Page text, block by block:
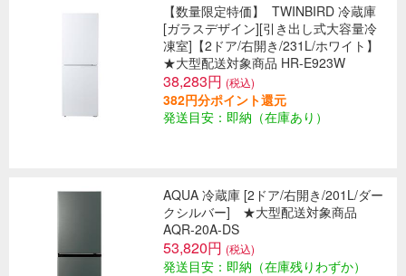
【数量限定特価】
TWINBIRD 冷蔵庫
[ガラスデザイン][引き出し式大容量冷
凍室]【2ドア/右開き/231L/ホワイト】
★大型配送対象商品 HR-E923W
38,283円 (税込)
382円分ポイント還元
発送目安：即納（在庫あり）
AQUA 冷蔵庫 [2ドア/右開き/201L/ダー
クシルバー] ★大型配送対象商品
AQR-20A-DS
53,820円 (税込)
発送目安：即納（在庫残りわずか）